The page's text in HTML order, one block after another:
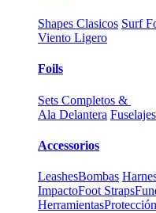
Shapes Clasicos Surf
Viento Ligero
Foils
Sets Completos &
Ala Delantera Fuselajes
Accessorios
LeashesBombas
ImpactoFoot Straps
Herramientas